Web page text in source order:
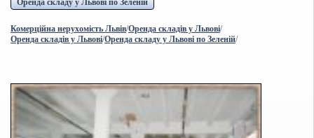
Оренда складу у Львові по Зеленій
Комерційна нерухомість Львів/Оренда складів у Львові/
Оренда складів у Львові/Оренда складу у Львові по Зеленій/